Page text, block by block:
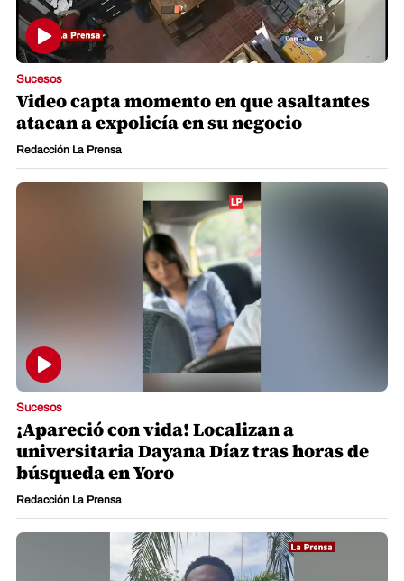
Sucesos
Video capta momento en que asaltantes
atacan a expolicía en su negocio
Redacción La Prensa
Sucesos
¡Apareció con vida! Localizan a
universitaria Dayana Díaz tras horas de
búsqueda en Yoro
Redacción La Prensa